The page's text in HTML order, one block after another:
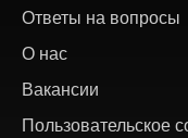
Ответы на вопросы
О нас
Вакансии
Пользовательское